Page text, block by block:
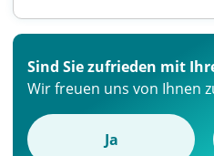
Sind Sie zufrieden mit
Wir freuen uns von Ihnen
Ja